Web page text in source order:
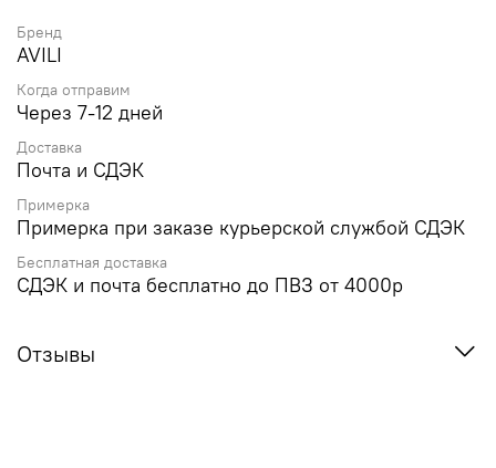
Бренд
AVILI
Когда отправим
Через 7-12 дней
Доставка
Почта и СДЭК
Примерка
Примерка при заказе курьерской службой СДЭК
Бесплатная доставка
СДЭК и почта бесплатно до ПВЗ от 4000р
Отзывы